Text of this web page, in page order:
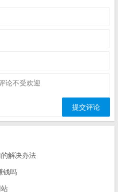
解决办法
钱吗